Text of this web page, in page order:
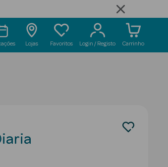
Lojas Favoritos Login / Registo Carrinho